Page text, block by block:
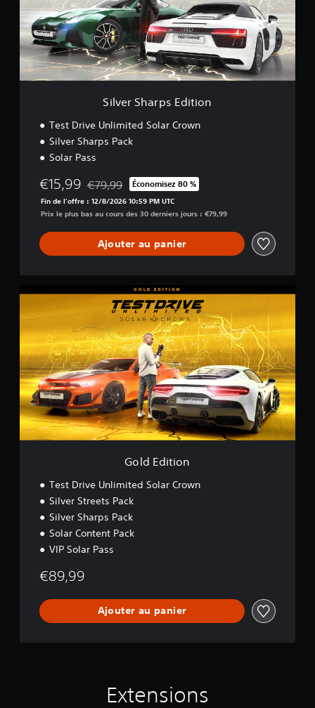
S
h
a
r
p
s
E
Silver Sharps Edition
Test Drive Unlimited Solar Crown
Silver Sharps Pack
Solar Pass
€15,99 Remise par rapport au prix d'origine de €79,99
€79,99 Économisez 80 %
Fin de l'offre : 12/8/2026 10:59 PM UTC
Prix le plus bas au cours des 30 derniers jours : €79,99
Ajouter au panier
G
E
d
i
t
i
o
n
Gold Edition
Test Drive Unlimited Solar Crown
Silver Streets Pack
Silver Sharps Pack
Solar Content Pack
VIP Solar Pass
€89,99
Ajouter au panier
Extensions